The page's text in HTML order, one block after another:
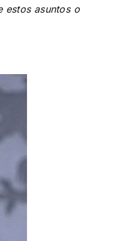
estos asuntos o